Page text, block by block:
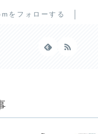
をフォローする